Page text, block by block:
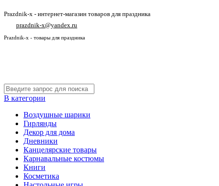
Prazdnik-x - интернет-магазин товаров для праздника
prazdnik-x@yandex.ru
Prazdnik-x - товары для праздника
В категории
Воздушные шарики
Гирлянды
Декор для дома
Дневники
Канцелярские товары
Карнавальные костюмы
Книги
Косметика